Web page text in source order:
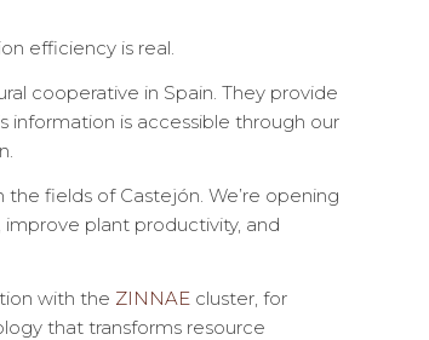
efficiency is real.
cooperative in Spain. They provide
information is accessible through our
fields of Castejón. We’re opening
plant productivity, and
with the ZINNAEcluster, for
that transforms resource